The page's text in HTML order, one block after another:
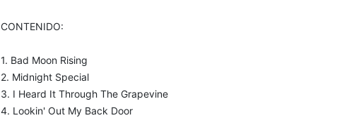
CONTENIDO:
1. Bad Moon Rising
2. Midnight Special
3. I Heard It Through The Grapevine
4. Lookin' Out My Back Door